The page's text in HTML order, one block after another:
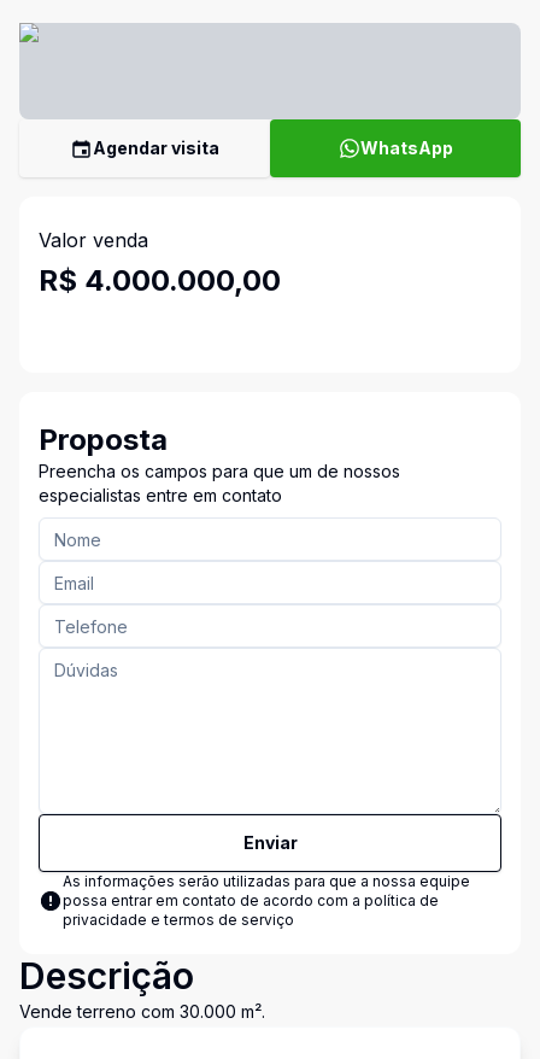
Agendar visita WhatsApp
Valor venda
R$ 4.000.000,00
Proposta
Preencha os campos para que um de nossos
especialistas entre em contato
Enviar
As informações serão utilizadas para que a nossa equipe
possa entrar em contato de acordo com a política de
privacidade e termos de serviço
Descrição
Vende terreno com 30.000 m².